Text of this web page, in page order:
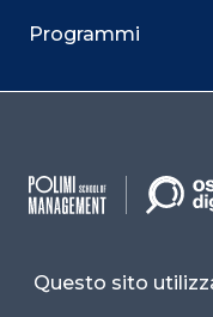
Programmi
Facebook
Questo sito